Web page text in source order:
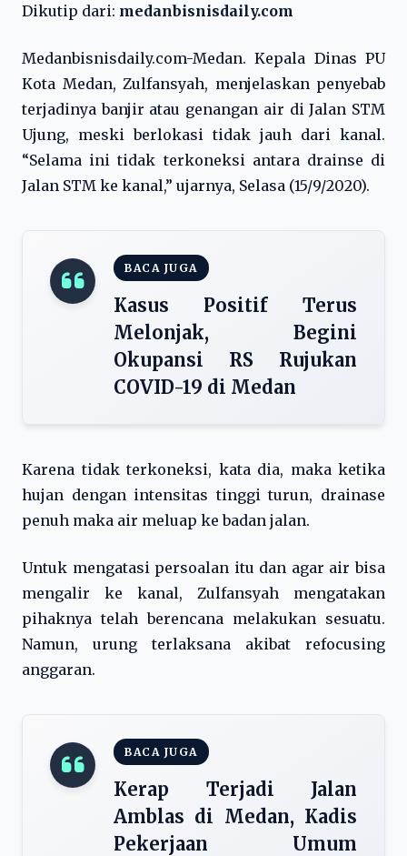
Dikutip dari: medanbisnisdaily.com
Medanbisnisdaily.com-Medan. Kepala Dinas PU
Kota Medan, Zulfansyah, menjelaskan penyebab
terjadinya banjir atau genangan air di Jalan STM
Ujung, meski berlokasi tidak jauh dari kanal.
“Selama ini tidak terkoneksi antara drainse di
Jalan STM ke kanal,” ujarnya, Selasa (15/9/2020).
BACA JUGA
Kasus Positif Terus
Melonjak, Begini
Okupansi RS Rujukan
COVID-19 di Medan
Karena tidak terkoneksi, kata dia, maka ketika
hujan dengan intensitas tinggi turun, drainase
penuh maka air meluap ke badan jalan.
Untuk mengatasi persoalan itu dan agar air bisa
mengalir ke kanal, Zulfansyah mengatakan
pihaknya telah berencana melakukan sesuatu.
Namun, urung terlaksana akibat refocusing
anggaran.
BACA JUGA
Kerap Terjadi Jalan
Amblas di Medan, Kadis
Pekerjaan Umum